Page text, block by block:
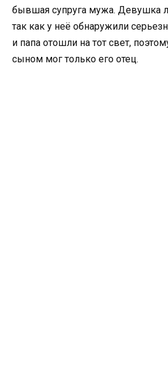
бывшая супруга мужа. Девушка
так как у неё обнаружили
и папа отошли на тот свет,
сыном мог только его отец.